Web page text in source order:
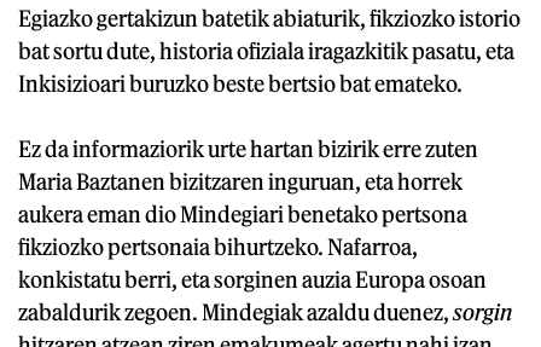
Egiazko gertakizun batetik abiaturik, fikziozko istorio
bat sortu dute, historia ofiziala iragazkitik pasatu, eta
Inkisizioari buruzko beste bertsio bat emateko.
Ez da informaziorik urte hartan bizirik erre zuten
Maria Baztanen bizitzaren inguruan, eta horrek
aukera eman dio Mindegiari benetako pertsona
fikziozko pertsonaia bihurtzeko. Nafarroa,
konkistatu berri, eta sorginen auzia Europa osoan
zabaldurik zegoen. Mindegiak azaldu duenez,sorgin